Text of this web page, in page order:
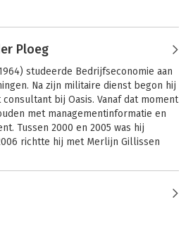
Ploeg
studeerde Bedrijfseconomie aan
Na zijn militaire dienst begon hij
bij Oasis. Vanaf dat moment
met managementinformatie en
Tussen 2000 en 2005 was hij
richtte hij met Merlijn Gillissen
door Charles van